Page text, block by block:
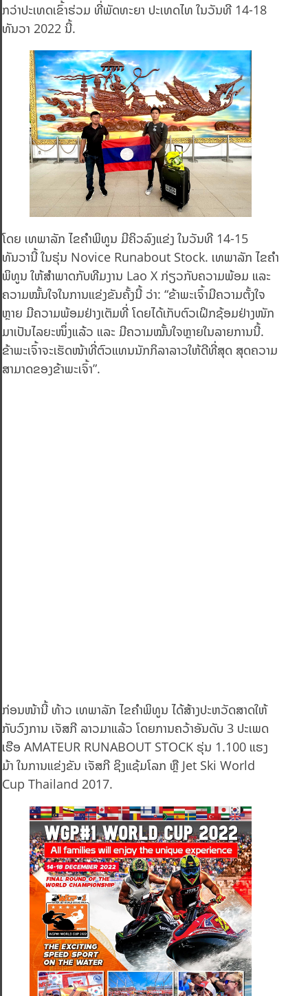
ກວ່າປະເທດເຂົ້າຮ່ວມ ທີ່ພັດທະຍາ ປະເທດໄທ ໃນວັນທີ 14-18
ທັນວາ 2022 ນີ້.
ໂດຍ ເທພາລັກ ໄຂຄຳພິທູນ ມີຄິວລົງແຂ່ງ ໃນວັນທີ 14-15
ທັນວານີ້ ໃນຮຸ່ນ Novice Runabout Stock. ເທພາລັກ ໄຂຄໍາ
ພິທູນ ໃຫ້ສໍາພາດກັບທີມງານ Lao X ກ່ຽວກັບຄວາມພ້ອມ ແລະ
ຄວາມໝັ້ນໃຈໃນການແຂ່ງຂັນຄັ້ງນີ້ ວ່າ: “ຂ້າພະເຈົ້າມີຄວາມຕັ້ງໃຈ
ຫຼາຍ ມີຄວາມພ້ອມຢ່າງເຕັມທີ່ ໂດຍໄດ້ເກັບຕົວເຝິກຊ້ອມຢ່າງໜັກ
ມາເປັນໄລຍະໜຶ່ງແລ້ວ ແລະ ມີຄວາມໝັ້ນໃຈຫຼາຍໃນລາຍການນີ້.
ຂ້າພະເຈົ້າຈະເຮັດໜ້າທີ່ຕົວແທນນັກກິລາລາວໃຫ້ດີທີ່ສຸດ ສຸດຄວາມ
ສາມາດຂອງຂ້າພະເຈົ້າ”.
ກ່ອນໜ້ານີ້ ທ້າວ ເທພາລັກ ໄຂຄຳພິທູນ ໄດ້ສ້າງປະຫວັດສາດໃຫ້
ກັບວົງການ ເຈັສກີ ລາວມາແລ້ວ ໂດຍການຄວ້າອັນດັບ 3 ປະເພດ
ເຮືອ AMATEUR RUNABOUT STOCK ຮຸ່ນ 1.100 ແຮງ
ມ້າ ໃນການແຂ່ງຂັນ ເຈັສກີ ຊິງແຊ້ມໂລກ ຫຼື Jet Ski World
Cup Thailand 2017.